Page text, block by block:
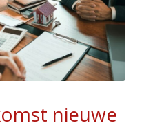
nieuwe